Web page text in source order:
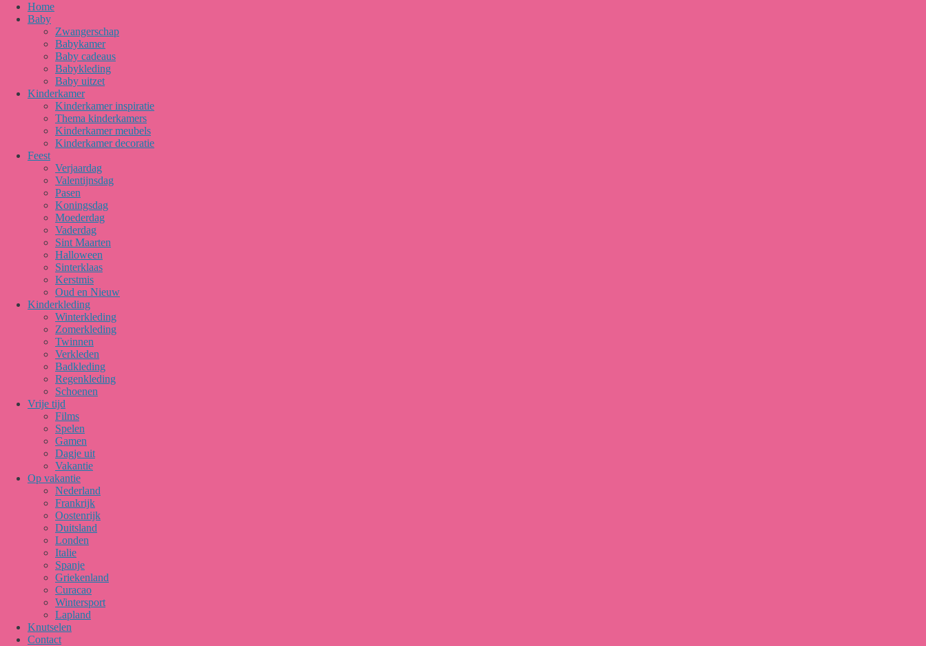
Home
Baby
Zwangerschap
Babykamer
Baby cadeaus
Babykleding
Baby uitzet
Kinderkamer
Kinderkamer inspiratie
Thema kinderkamers
Kinderkamer meubels
Kinderkamer decoratie
Feest
Verjaardag
Valentijnsdag
Pasen
Koningsdag
Moederdag
Vaderdag
Sint Maarten
Halloween
Sinterklaas
Kerstmis
Oud en Nieuw
Kinderkleding
Winterkleding
Zomerkleding
Twinnen
Verkleden
Badkleding
Regenkleding
Schoenen
Vrije tijd
Films
Spelen
Gamen
Dagje uit
Vakantie
Op vakantie
Nederland
Frankrijk
Oostenrijk
Duitsland
Londen
Italie
Spanje
Griekenland
Curacao
Wintersport
Lapland
Knutselen
Contact